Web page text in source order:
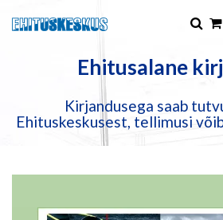
Ehitusalane
Kirjandusega saab
Ehituskeskusest, tellimusi